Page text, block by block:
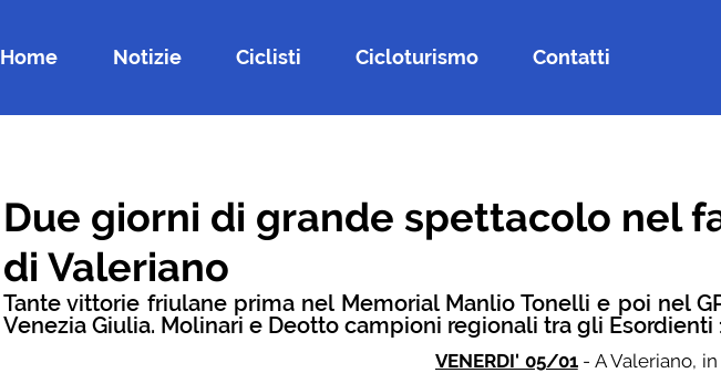
Home Notizie Ciclisti Cicloturismo Contatti
Due giorni di grande spettacolo nel
di Valeriano
Tante vittorie friulane prima nel Memorial Manlio Tonelli e poi nel
Venezia Giulia. Molinari e Deotto campioni regionali tra gli Esordienti
VENERDI' 05/01 - A Valeriano,